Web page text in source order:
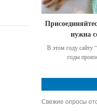
нужна
В этом году сайту
годы
Свежие опросы